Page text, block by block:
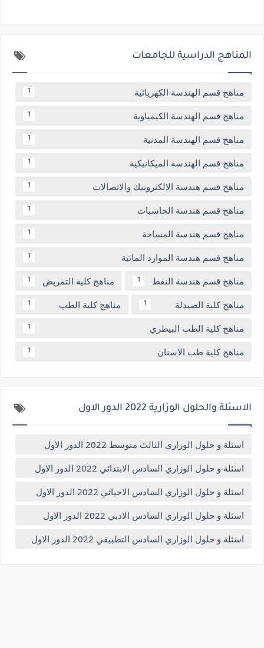
المناهج الدراسية للجامعات
مناهج قسم الهندسة الكهربائية 1
مناهج قسم الهندسة الكيمياوية 1
مناهج قسم الهندسة المدنية 1
مناهج قسم الهندسة الميكانيكية 1
مناهج قسم هندسة الالكترونيك والاتصالات 1
مناهج قسم هندسة الحاسبات 1
مناهج قسم هندسة المساحة 1
مناهج قسم هندسة الموارد المائية 1
مناهج قسم هندسة النفط 1 مناهج كلية التمريض 1
مناهج كلية الصيدلة 1 مناهج كلية الطب 1
مناهج كلية الطب البيطري 1
مناهج كلية طب الاسنان 1
الاسئلة والحلول الوزارية 2022 الدور الاول
اسئلة و حلول الوزاري الثالث متوسط 2022 الدور الاول
اسئلة و حلول الوزاري السادس الابتدائي 2022 الدور الاول
اسئلة و حلول الوزاري السادس الاحيائي 2022 الدور الاول
اسئلة و حلول الوزاري السادس الادبي 2022 الدور الاول
اسئلة و حلول الوزاري السادس التطبيقي 2022 الدور الاول